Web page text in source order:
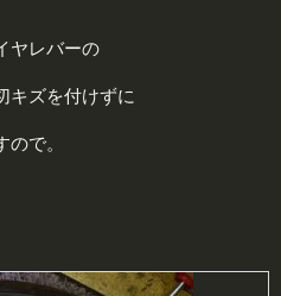
ヤレバーの
キズを付けずに
で。